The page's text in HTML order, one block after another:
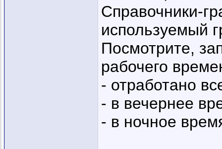
Справочники-
используемый
Посмотрите,
рабочего
- отработано
- в вечернее
- в ночное